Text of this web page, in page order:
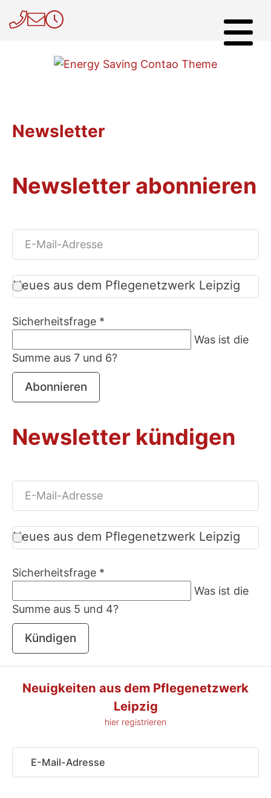
Newsletter
Newsletter abonnieren
Neues aus dem Pflegenetzwerk Leipzig
Sicherheitsfrage *
Was ist die
Summe aus 7 und 6?
Abonnieren
Newsletter kündigen
Neues aus dem Pflegenetzwerk Leipzig
Sicherheitsfrage *
Was ist die
Summe aus 5 und 4?
Kündigen
Neuigkeiten aus dem Pflegenetzwerk
Leipzig
hier registrieren